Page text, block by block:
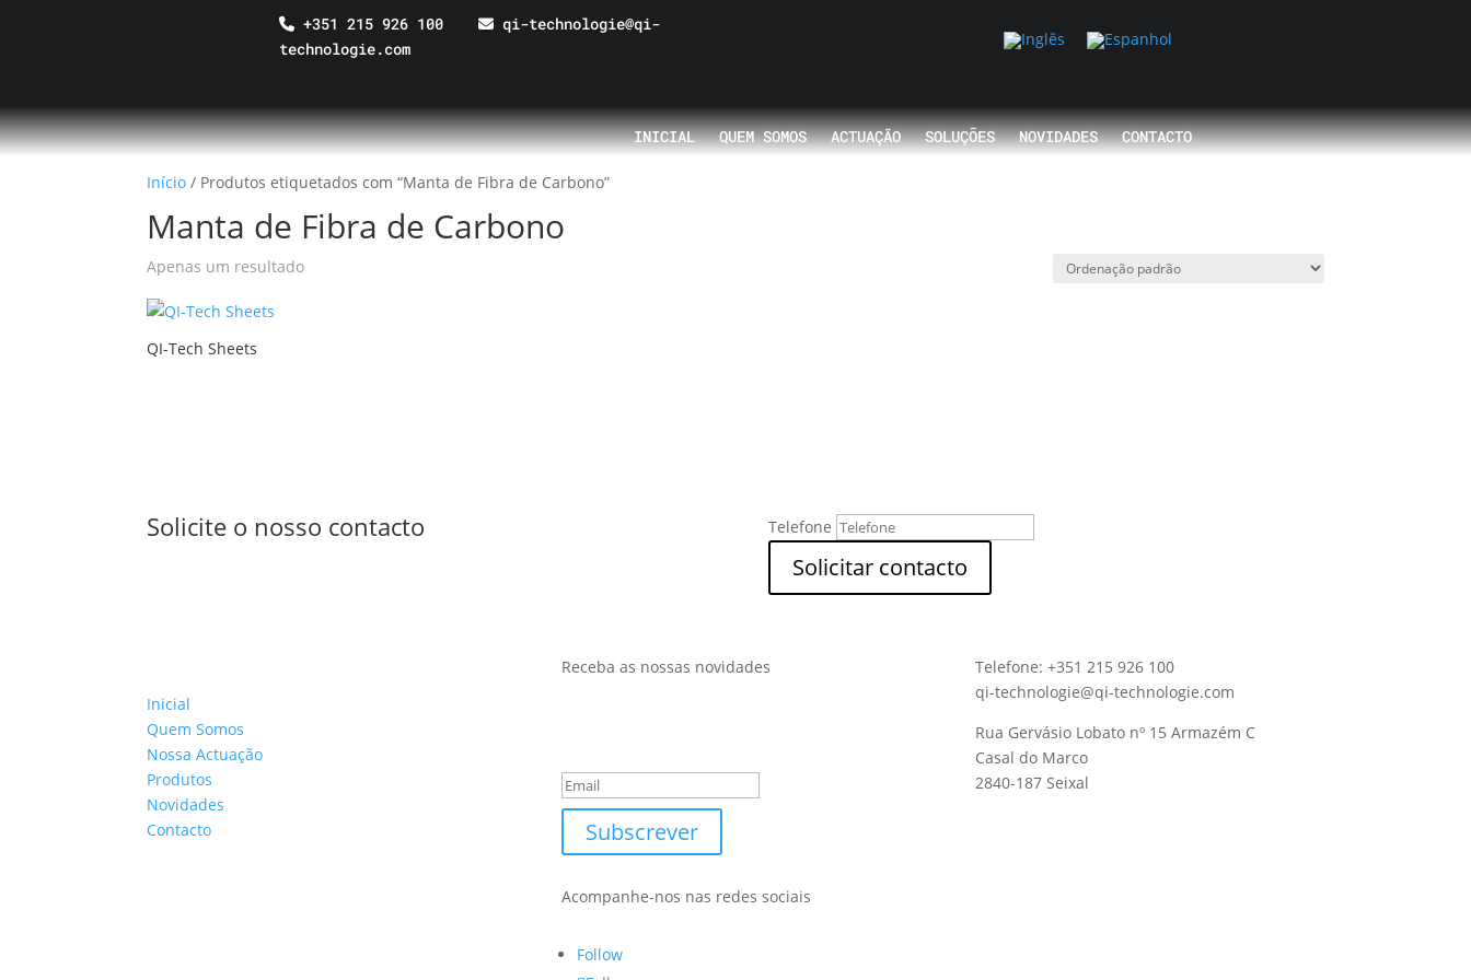
+351 215 926 100
qi-technologie@qi-
technologie.com
INICIAL QUEM SOMOS ACTUAÇÃO SOLUÇÕES NOVIDADES CONTACTO
Início / Produtos etiquetados com “Manta de Fibra de Carbono”
Manta de Fibra de Carbono
Apenas um resultado
QI-Tech Sheets
Solicite o nosso contacto Telefone
Solicitar contacto
Inicial
Quem Somos
Nossa Actuação
Produtos
Novidades
Contacto
Receba as nossas novidades
Subscrever
Acompanhe-nos nas redes sociais
Follow
Telefone: +351 215 926 100
qi-technologie@qi-technologie.com
Rua Gervásio Lobato nº 15 Armazém C
Casal do Marco
2840-187 Seixal